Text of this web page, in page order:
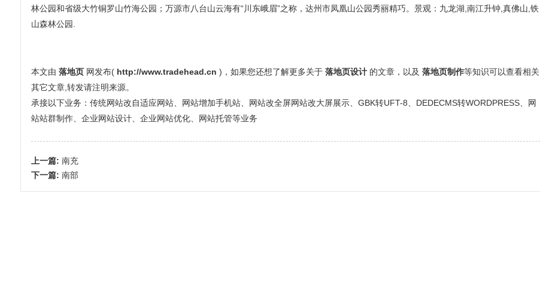
林公园和省级大竹铜罗山竹海公园；万源市八台山云海有“川东峨眉”之称，达州市凤凰山公园秀丽精巧。景观：九龙湖,南江升钟,真佛山,铁
山森林公园.
本文由 落地页 网发布( http://www.tradehead.cn )，如果您还想了解更多关于落地页设计 的文章，以及落地页制作等知识可以查看相关
其它文章,转发请注明来源。
承接以下业务：传统网站改自适应网站、网站增加手机站、网站改全屏网站改大屏展示、GBK转UFT-8、DEDECMS转WORDPRESS、网
站站群制作、企业网站设计、企业网站优化、网站托管等业务
上一篇:南充
下一篇:南部